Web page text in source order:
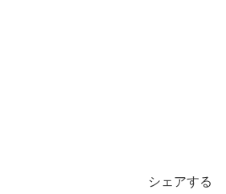
シェアする